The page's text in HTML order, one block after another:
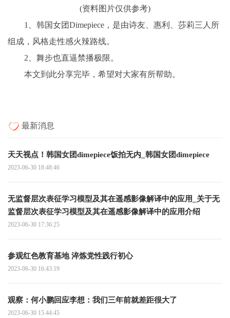
(资料图片仅供参考)
1、韩国女团Dimepiece，是由诗友、惠利、莎莉三人所
组成，风格走性感火辣路线。
2、舞步也直逼禁播极限。
本文到此分享完毕，希望对大家有所帮助。
最新消息
天天视点！韩国女团dimepiece饭拍无内_韩国女团dimepiece
2023-06-30 18:48:46
无监督层次表征学习模型及其在遥感影像解译中的应用_关于无
监督层次表征学习模型及其在遥感影像解译中的应用介绍
2023-06-30 17:36:25
参观红色教育基地 淬炼党性践行初心
2023-06-30 16:43:19
观察：何小鹏回应李想：我们三年前就差距很大了
2023-06-30 15:44:45